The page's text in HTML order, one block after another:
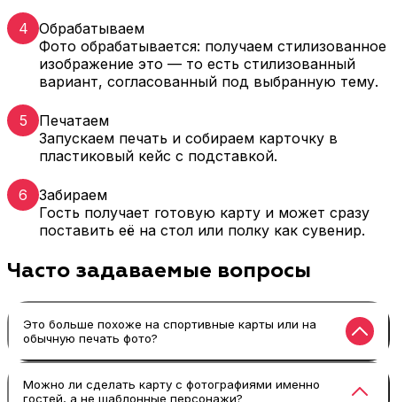
4
Обрабатываем
Фото обрабатывается: получаем стилизованное
изображение это — то есть стилизованный
вариант, согласованный под выбранную тему.
5
Печатаем
Запускаем печать и собираем карточку в
пластиковый кейс с подставкой.
6
Забираем
Гость получает готовую карту и может сразу
поставить её на стол или полку как сувенир.
Часто задаваемые вопросы
Это больше похоже на спортивные карты или на
обычную печать фото?
По ощущениям — именно спортивные карты:
Можно ли сделать карту с фотографиями именно
гостей, а не шаблонные персонажи?